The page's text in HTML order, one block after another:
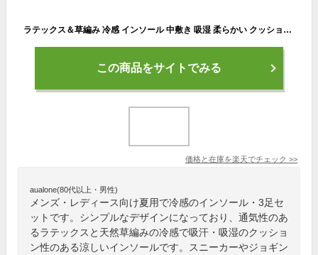
ラテックス＆草編み 冷感 インソール 中敷き 吸湿 柔らかい クッションソール 3足セット 夏 スニーカー フルインソール ウォーキング ジョギング 吸汗
この商品をサイトでみる
価格と在庫を楽天でチェック >>
aualone(80代以上・男性)
メンズ・レディース向け夏用で冷感のインソール・3足セ
ットです。シンプルなデザインになっており、通気性のあ
るラテックスと天然草編みの冷感で吸汗・吸湿のクッショ
ン性のある涼しいインソールです。スニーカーやジョギン